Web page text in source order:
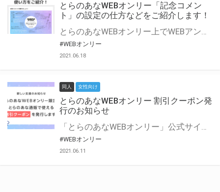
とらのあなWEBオンリー「記念コメン
ト」の設定の仕方などをご紹介します！
とらのあなWEBオンリー上でWEBアンソロジーが作成できる「記念コメント」について、その使い方や作成手順を解説します！ 支援タイプを「サークル参加型」「サークル参加型・マルシェ(イベント会場)機能付き」でお申し込みいただいている主催者様はぜひご活用ください♪ とらのあなWEBオンリーサイトはこちら
#WEBオンリー
2021.06.18
同人 女性向け
とらのあなWEBオンリー 割引クーポン発
行のお知らせ
「とらのあなWEBオンリー」公式サイトでとらのあな通販の「割引クーポン」を配布中！ イベントごとに開催当日限定で使える割引クーポンのシリアルコードを発行します。 とらのあなWEBオンリーのページをチェックして、イベント当日にお得にお買い物を楽しみましょう♪ ※本キャンペーンは予告なく終了する場合がございます。 とらのあなWEBオンリーサイトはこちら
#WEBオンリー
2021.06.11